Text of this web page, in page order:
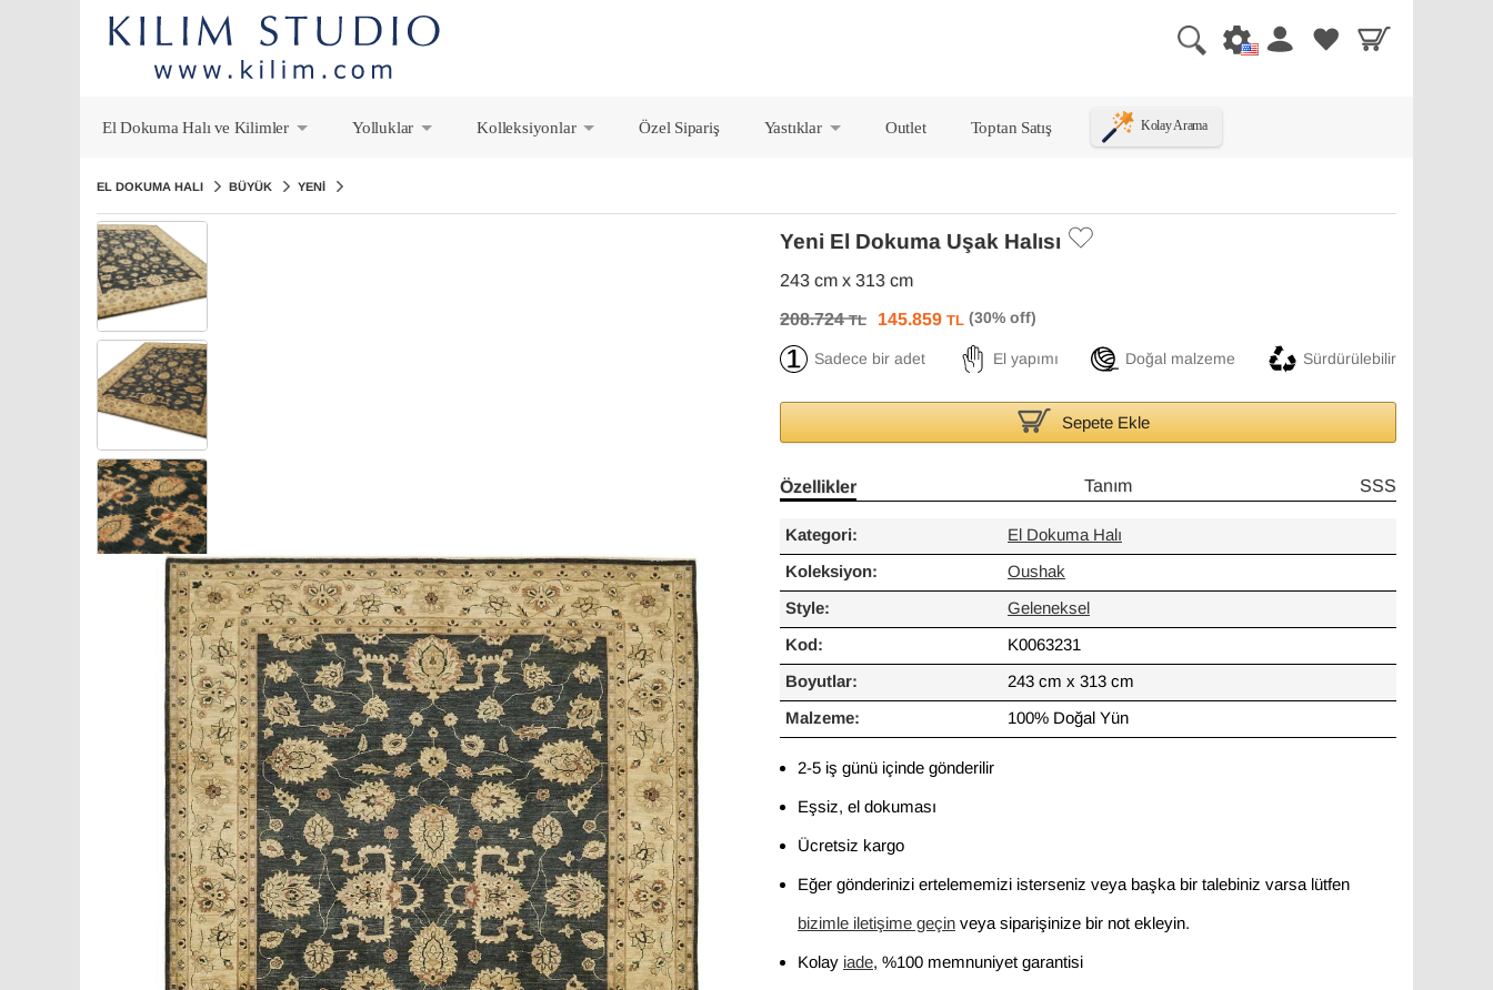
El Dokuma Halı ve Kilimler
Yolluklar
Kolleksiyonlar
Özel Sipariş
Yastıklar Outlet Toptan Satış Kolay Arama
EL DOKUMA HALI BÜYÜK YENI
Yeni El Dokuma Uşak Halısı
243 cm x 313 cm
208.724TL 145.859 TL
Sadece bir adet El yapımı Doğal malzeme Sürdürülebilir
Sepete Ekle
Özellikler Tanım SSS
Kategori: El Dokuma Halı
Koleksiyon: Oushak
Style: Geleneksel
Kod: K0063231
Boyutlar: 243 cm x 313 cm
Malzeme: 100% Doğal Yün
2-5 iş günü içinde gönderilir
Eşsiz, el dokuması
Ücretsiz kargo
Eğer gönderinizi ertelememizi isterseniz veya başka bir talebiniz varsa lütfen
bizimle iletişime geçin veya siparişinize bir not ekleyin.
Kolay iade, %100 memnuniyet garantisi